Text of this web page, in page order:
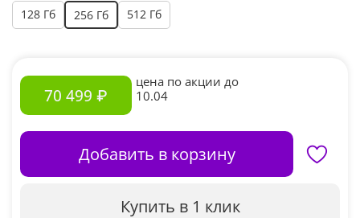
128 Гб 256 Гб 512 Гб
70 499 ₽
цена по акции до
10.04
Добавить в корзину
Купить в 1 клик